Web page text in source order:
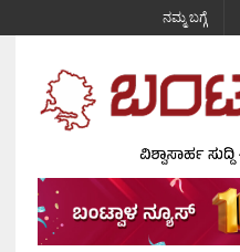
ನಮ್ಮ ಬಗ್ಗೆ